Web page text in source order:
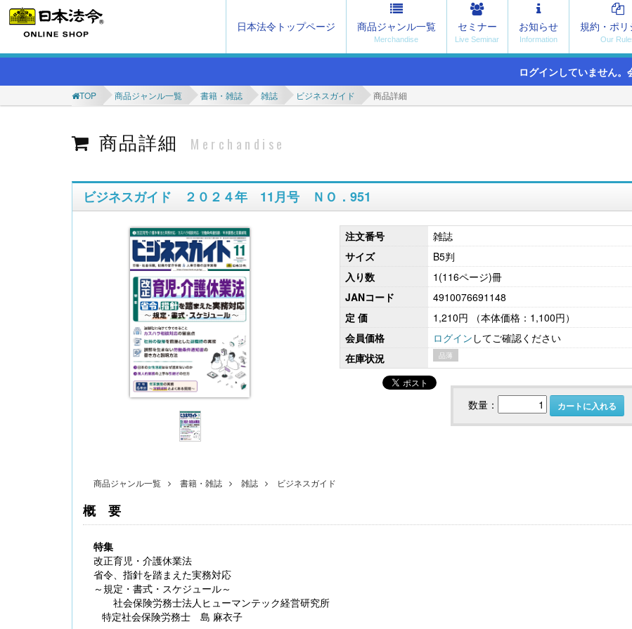
日本法令トップページ 商品ジャンル一覧 セミナー お知らせ 規約・ポリ
ログインしていません。
TOP 商品ジャンル一覧 書籍・雑誌 雑誌 ビジネスガイド 商品詳細
商品詳細 Merchandise
ビジネスガイド ２０２４年 11月号 ＮＯ．951
注文番号
雑誌
サイズ
B5判
入り数
1(116ページ)冊
JANコード
4910076691148
定 価
1,210円
（本体価格：1,100円）
会員価格
ログイン してご確認ください
在庫状況
品薄
数量： カートに入れる
商品ジャンル一覧 書籍・雑誌 雑誌 ビジネスガイド
概要
特集
改正育児・介護休業法
省令、指針を踏まえた実務対応
～規定・書式・スケジュール～
社会保険労務士法人ヒューマンテック経営研究所
特定社会保険労務士 島 麻衣子
〔改訂版〕Excelでできる 産前産後休業・育
児休業《簡単》管理
こども性暴力防止法（日本版DBS）対応実務
書式集
ンプライアンス・チェ
無料配信】技能実習廃止・新制度移行、特定技
能２号の対象拡大･･･ 改正対応＆社労士のコンサ
ル 外国人雇用実務研究会【橋本ゼミ】第3ク
ール の見どころ